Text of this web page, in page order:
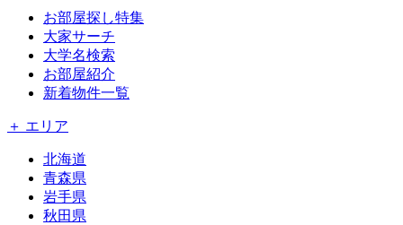
お部屋探し特集
大家サーチ
大学名検索
お部屋紹介
新着物件一覧
＋ エリア
北海道
青森県
岩手県
秋田県